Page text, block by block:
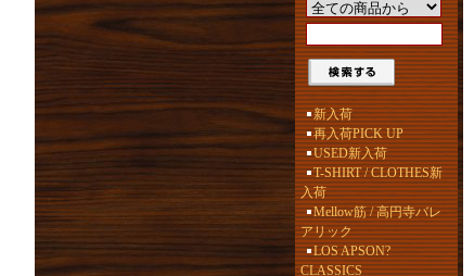
新入荷
再入荷PICK UP
USED新入荷
T-SHIRT / CLOTHES新
入荷
Mellow筋 / 高円寺バレ
アリック
LOS APSON?
CLASSICS